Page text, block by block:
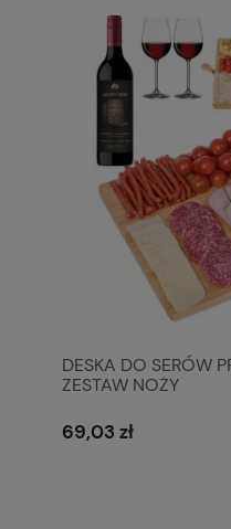
DESKA DO SERÓW
ZESTAW NOŻY
69,03 zł